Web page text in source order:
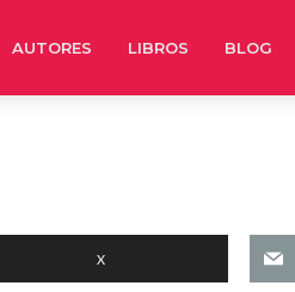
AUTORES LIBROS BLOG
X